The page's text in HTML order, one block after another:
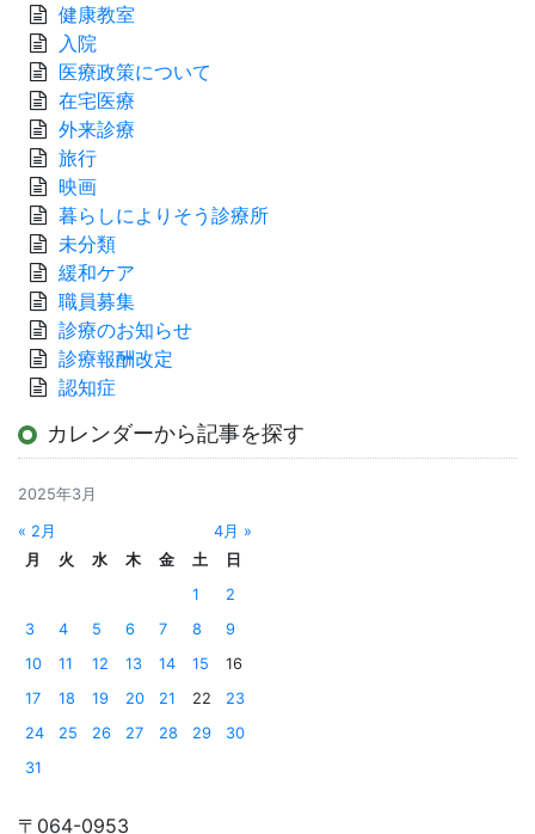
健康教室
入院
医療政策について
在宅医療
外来診療
旅行
映画
暮らしによりそう診療所
未分類
緩和ケア
職員募集
診療のお知らせ
診療報酬改定
認知症
カレンダーから記事を探す
2025年3月
« 2月
4月 »
月
火 水 木 金 土
日
1
2
3
4 5 6 7 8
9
10
11 12 13 14 15
16
17
18 19 20 21 22
23
24
25 26 27 28 29
30
31
〒064-0953